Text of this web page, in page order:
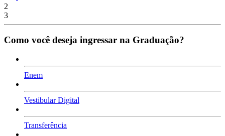
2
3
Como você deseja ingressar na Graduação?
Enem
Vestibular Digital
Transferência